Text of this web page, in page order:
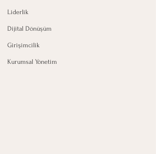
Liderlik
Dijital Dönüşüm
Girişimcilik
Kurumsal Yönetim